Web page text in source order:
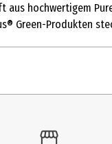
hochwertigem
Green-Produkten